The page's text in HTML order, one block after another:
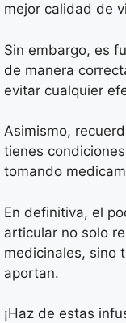
mejor calidad de
Sin embargo, es
de manera
evitar cualquier
Asimismo,
tienes
tomando
En definitiva, el
articular no solo
medicinales, sino
aportan.
¡Haz de estas